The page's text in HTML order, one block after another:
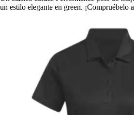
un estilo elegante en green. ¡Compruébelo